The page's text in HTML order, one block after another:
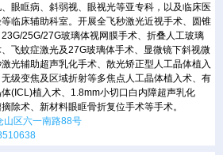
眼眶病、斜弱视、眼视光等亚专科，以及临床医
临床辅助科室。开展全飞秒激光近视手术、圆锥
25G/27G玻璃体视网膜手术、折叠人工玻璃
飞蚊症激光及27G玻璃体手术、显微镜下斜视微
光辅助超声乳化手术、散光矫正型人工晶体植入
级变焦及区域折射等多焦点人工晶体植入术、有
(ICL)植入术、1.8mm小切口白内障超声乳化
除术、新材料眼眶骨折复位手术等手术。
山区六一南路88号